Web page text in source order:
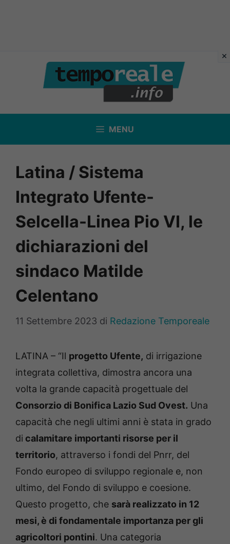
contenuto
MENU
Latina / Sistema
Integrato Ufente-
Selcella-Linea Pio VI, le
dichiarazioni del
sindaco Matilde
Celentano
11 Settembre 2023 di Redazione Temporeale
LATINA – “Il progetto Ufente, di irrigazione
integrata collettiva, dimostra ancora una
volta la grande capacità progettuale del
Consorzio di Bonifica Lazio Sud Ovest. Una
capacità che negli ultimi anni è stata in grado
di calamitare importanti risorse per il
territorio, attraverso i fondi del Pnrr, del
Fondo europeo di sviluppo regionale e, non
ultimo, del Fondo di sviluppo e coesione.
Questo progetto, che sarà realizzato in 12
mesi, è di fondamentale importanza per gli
agricoltori pontini. Una categoria